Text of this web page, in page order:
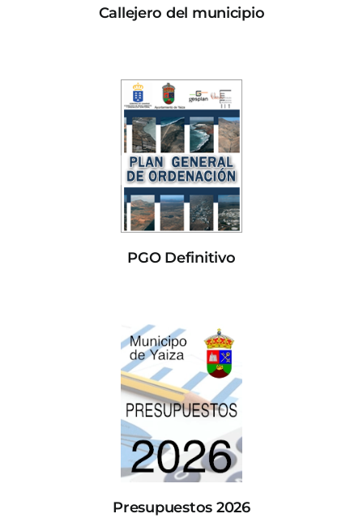
Callejero del municipio
PGO Definitivo
Presupuestos 2026